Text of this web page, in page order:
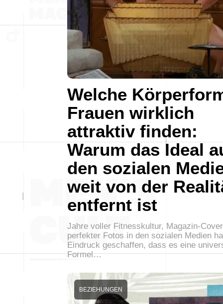
Welche
Frauen wirklich
attraktiv finden:
Warum das Ideal
den sozialen
weit von der
entfernt ist
Jahre voller Fitnesskultur, Magazin-
perfekter Fotos in den sozialen Medien
Eindruck geschaffen, dass es eine
Formel…
BEZIEHUNGEN